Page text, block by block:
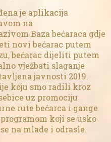
je aplikacija
na
Baza bećaraca gdje
novi bećarac putem
bećarac dijeliti putem
vježbati slaganje
javnosti 2019.
koju smo radili kroz
uz promociju
rute bećarca i gange
koji se usko
na mlade i odrasle.